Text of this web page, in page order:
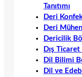
Tanıtımı
Deri
Deri
Dericilik
Dış Ticaret
Dil Bilimi
Dil ve